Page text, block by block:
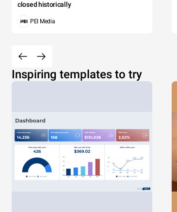
closed historically
PEI Media
Inspiring templates to try